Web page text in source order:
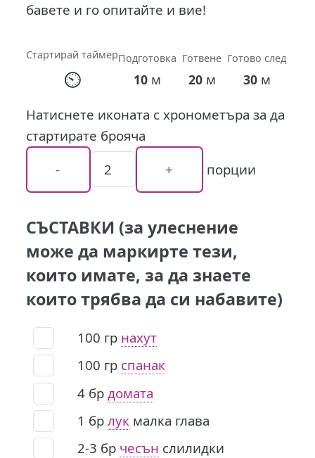
бавете и го опитайте и вие!
Стартирай таймер
⏲
Подготовка
10 м
Готвене
20м
Готово след
30м
Натиснете иконата с хронометъра за да
стартирате брояча
порции
СЪСТАВКИ (за улеснение
може да маркирте тези,
които имате, за да знаете
които трябва да си набавите)
100 гр нахут
100 гр спанак
4 бр домата
1 бр лук малка глава
2-3 бр чесън слилидки